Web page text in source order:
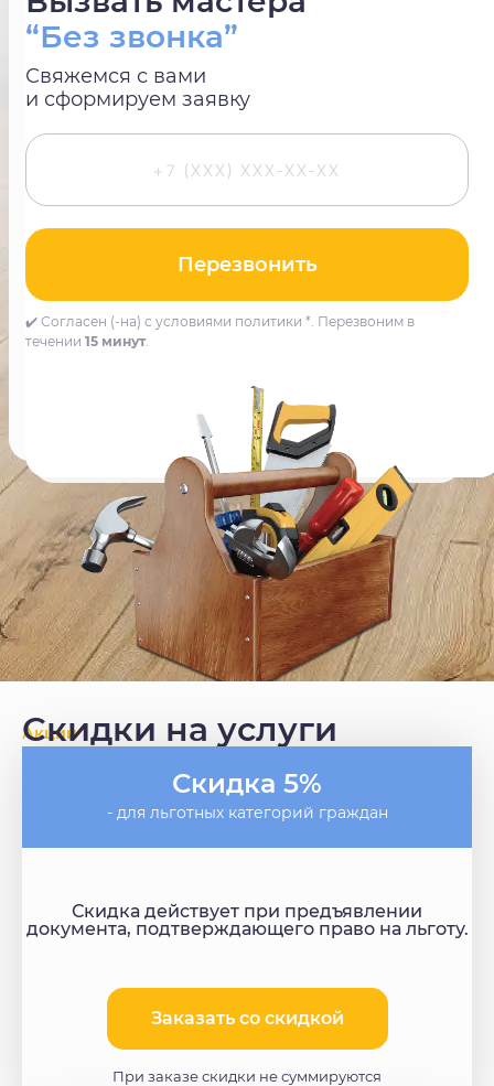
“Без звонка”
Свяжемся с вами
и сформируем заявку
Перезвонить
✔️ Согласен (-на) с условиями политики *. Перезвоним в
течении 15 минут.
Акции
Скидки на услуги
Скидка 5%
- для льготных категорий граждан
Скидка действует при предъявлении
документа, подтверждающего право на льготу.
Заказать со скидкой​
При заказе скидки не суммируются